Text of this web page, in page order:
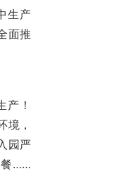
生产
面推
产！
境，
园严
餐……